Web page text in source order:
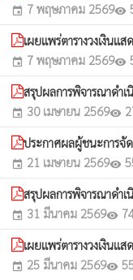
event 7 พฤษภาคม 2569visibility
เผยแพร่ตารางวงเงินแ
event 7 พฤษภาคม 2569visibility
สรุปผลการพิจารณาดำ
event 30 เมษายน 2569visibility
ประกาศผลผู้ชนะการจั
event 21 เมษายน 2569visibility
สรุปผลการพิจารณาดำ
event 31 มีนาคม 2569visibility
เผยแพร่ตารางวงเงิน
event 25 มีนาคม 2569visibility